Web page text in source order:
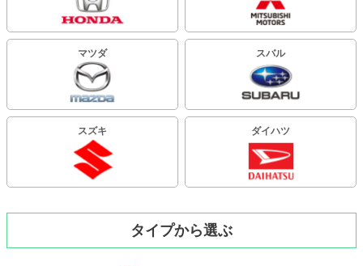
マツダ スバル
スズキ ダイハツ
タイプから選ぶ